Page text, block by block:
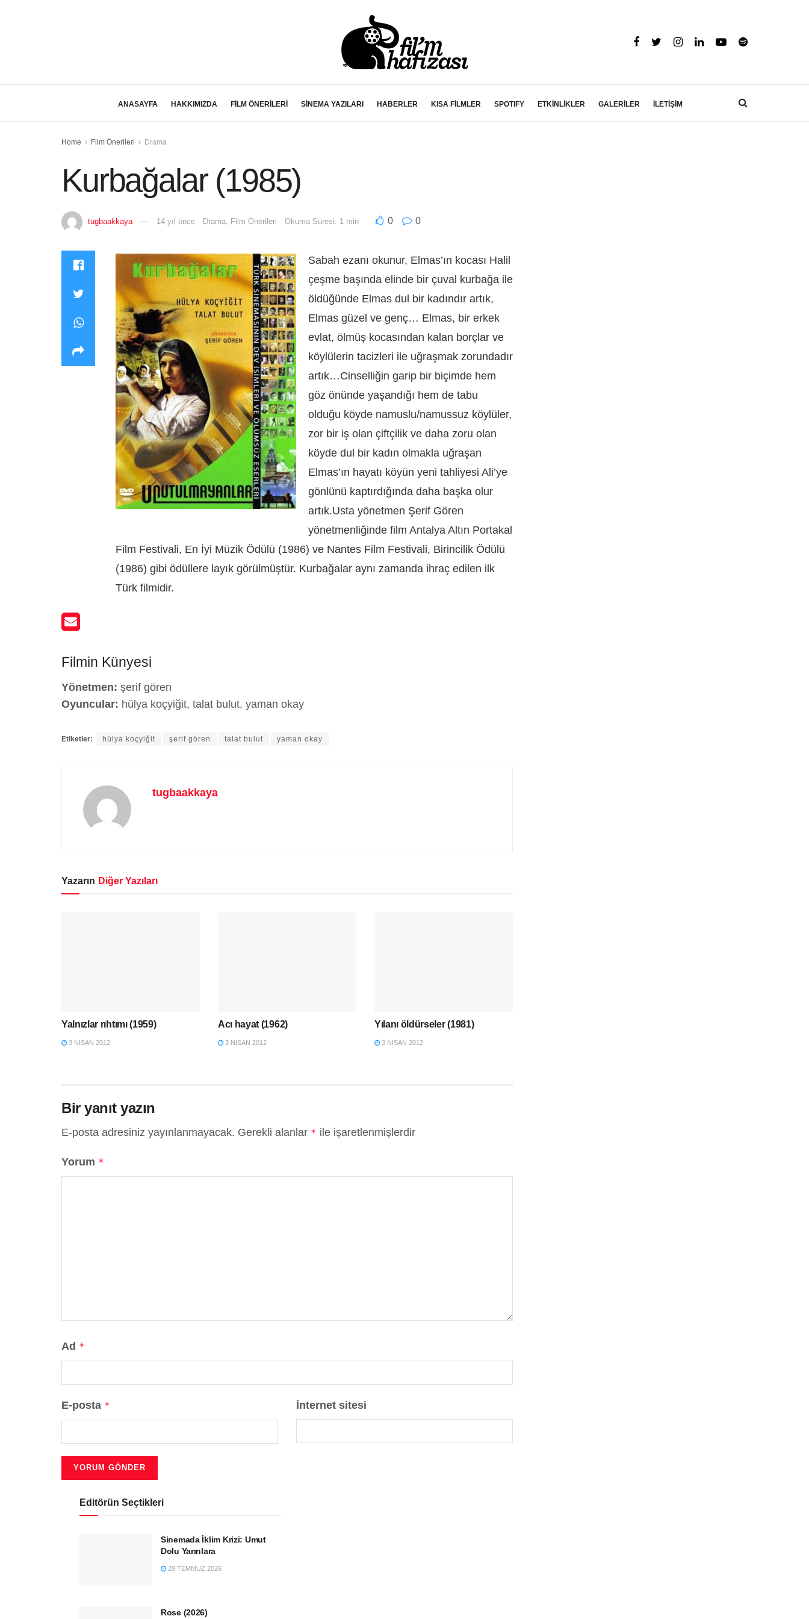
ANASAYFA HAKKIMIZDA FİLM ÖNERİLERİ SİNEMA YAZILARI HABERLER KISA FİLMLER SPOTIFY ETKİNLİKLER GALERİLER İLETİŞİM
Home Film Önerileri Drama
Kurbağalar (1985)
tugbaakkaya 14 yıl önce Drama Film Önerileri Okuma Süresi: 1 min 0 0
Sabah ezanı okunur, Elmas’ın kocası Halil
çeşme başında elinde bir çuval kurbağa ile
öldüğünde Elmas dul bir kadındır artık,
Elmas güzel ve genç… Elmas, bir erkek
evlat, ölmüş kocasından kalan borçlar ve
köylülerin tacizleri ile uğraşmak zorundadır
artık…Cinselliğin garip bir biçimde hem
göz önünde yaşandığı hem de tabu
olduğu köyde namuslu/namussuz köylüler,
zor bir iş olan çiftçilik ve daha zoru olan
köyde dul bir kadın olmakla uğraşan
Elmas’ın hayatı köyün yeni tahliyesi Ali’ye
gönlünü kaptırdığında daha başka olur
artık.Usta yönetmen Şerif Gören
yönetmenliğinde film Antalya Altın Portakal
Film Festivali, En İyi Müzik Ödülü (1986) ve Nantes Film Festivali, Birincilik Ödülü
(1986) gibi ödüllere layık görülmüştür. Kurbağalar aynı zamanda ihraç edilen ilk
Türk filmidir.
Filmin Künyesi
Yönetmen: şerif gören
Oyuncular: hülya koçyiğit, talat bulut, yaman okay
Etiketler: hülya koçyiğit şerif gören talat bulut yaman okay
tugbaakkaya
Yazarın Diğer Yazıları
Yalnızlar rıhtımı (1959)
3 NISAN 2012
Acı hayat (1962)
3 NISAN 2012
Yılanı öldürseler (1981)
3 NISAN 2012
Bir yanıt yazın
E-posta adresiniz yayınlanmayacak. Gerekli alanlar * ile işaretlenmişlerdir
Yorum *
Ad *
E-posta * İnternet sitesi
Editörün Seçtikleri
Sinemada İklim Krizi: Umut
Dolu Yarınlara
29 TEMMUZ 2026
Rose (2026)